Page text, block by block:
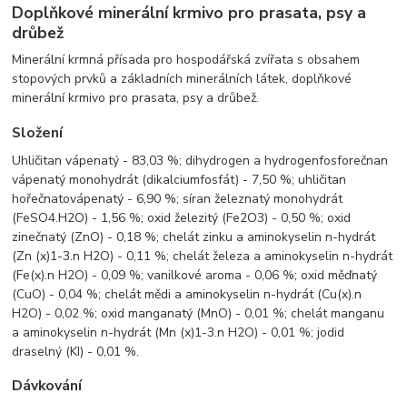
Doplňkové minerální krmivo pro prasata, psy a
drůbež
Minerální krmná přísada pro hospodářská zvířata s obsahem
stopových prvků a základních minerálních látek, doplňkové
minerální krmivo pro prasata, psy a drůbež.
Složení
Uhličitan vápenatý - 83,03 %; dihydrogen a hydrogenfosforečnan
vápenatý monohydrát (dikalciumfosfát) - 7,50 %; uhličitan
hořečnatovápenatý - 6,90 %; síran železnatý monohydrát
(FeSO4.H2O) - 1,56 %; oxid železitý (Fe2O3) - 0,50 %; oxid
zinečnatý (ZnO) - 0,18 %; chelát zinku a aminokyselin n-hydrát
(Zn (x)1-3.n H2O) - 0,11 %; chelát železa a aminokyselin n-hydrát
(Fe(x).n H2O) - 0,09 %; vanilkové aroma - 0,06 %; oxid měďnatý
(CuO) - 0,04 %; chelát mědi a aminokyselin n-hydrát (Cu(x).n
H2O) - 0,02 %; oxid manganatý (MnO) - 0,01 %; chelát manganu
a aminokyselin n-hydrát (Mn (x)1-3.n H2O) - 0,01 %; jodid
draselný (KI) - 0,01 %.
Dávkování